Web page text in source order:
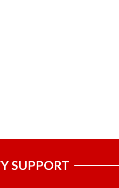
SUPPORT